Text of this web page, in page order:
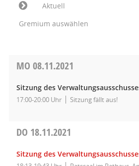
Aktuell
Gremium auswählen
MO 08.11.2021
Sitzung des
17:00-20:00 Uhr Sitzung fällt aus!
DO 18.11.2021
Sitzung des